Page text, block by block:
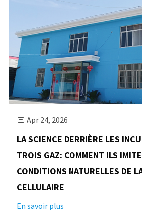
 Apr 24, 2026
LA SCIENCE DERRIÈRE LES
TROIS GAZ: COMMENT ILS
CONDITIONS NATURELLES DE
CELLULAIRE
En savoir plus